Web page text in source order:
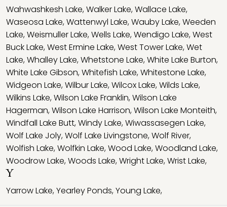
Wahwashkesh Lake,Walker Lake,Wallace Lake,
Waseosa Lake,Wattenwyl Lake,Wauby Lake,Weeden
Lake,Weismuller Lake,Wells Lake,Wendigo Lake,West
Buck Lake,West Ermine Lake,West Tower Lake,Wet
Lake,Whalley Lake,Whetstone Lake,White Lake Burton,
White Lake Gibson,Whitefish Lake,Whitestone Lake,
Widgeon Lake,Wilbur Lake,Wilcox Lake,Wilds Lake,
Wilkins Lake,Wilson Lake Franklin,Wilson Lake
Hagerman,Wilson Lake Harrison,Wilson Lake Monteith,
Windfall Lake Butt,Windy Lake,Wiwassasegen Lake,
Wolf Lake Joly,Wolf Lake Livingstone,Wolf River,
Wolfish Lake,Wolfkin Lake,Wood Lake,Woodland Lake,
Woodrow Lake,Woods Lake,Wright Lake,Wrist Lake,
Y
Yarrow Lake,Yearley Ponds,Young Lake,